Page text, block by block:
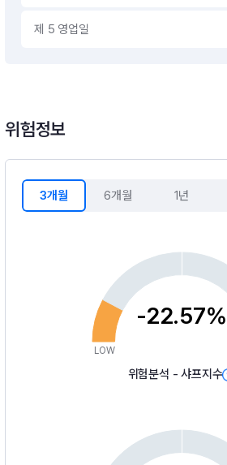
제 5 영업일
위험정보
3개월 6개월 1년
-22.57%
LOW
위험분석 - 샤프지수